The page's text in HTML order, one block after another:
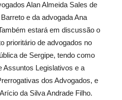
Alan Almeida Sales de
e da advogada Ana
estará em discussão o
prioritário de advogados no
de Sergipe, tendo como
Assuntos Legislativos e a
dos Advogados, e
da Silva Andrade Filho.